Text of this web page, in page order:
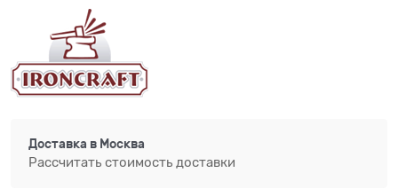
Доставка в Москва
Рассчитать стоимость доставки